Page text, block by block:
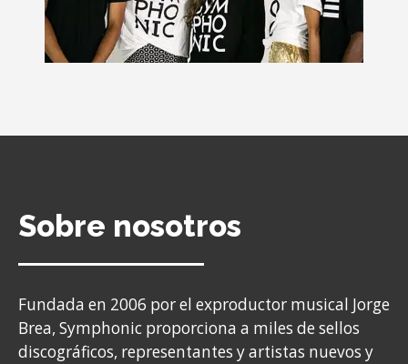
Sobre nosotros
Fundada en 2006 por el exproductor musical Jorge
Brea, Symphonic proporciona a miles de sellos
discográficos, representantes y artistas nuevos y